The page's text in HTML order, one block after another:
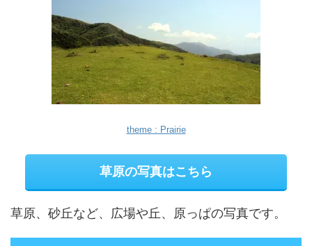
theme : Prairie
草原の写真はこちら
草原、砂丘など、広場や丘、原っぱの写真です。